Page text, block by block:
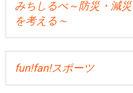
みちしるべ～防災・減災
を考える～
fun!fan!スポーツ